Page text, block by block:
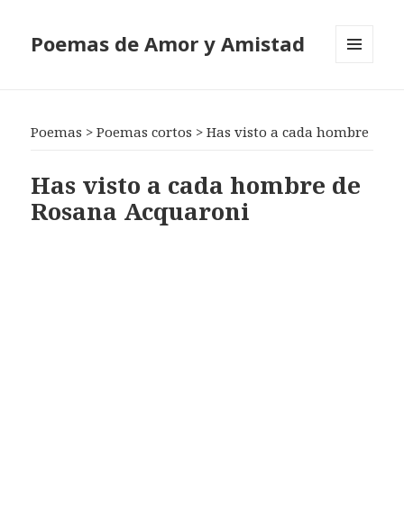
Poemas de Amor y Amistad
Poemas >Poemas cortos >Has visto a cada hombre
Has visto a cada hombre de
Rosana Acquaroni